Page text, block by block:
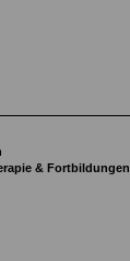
& Fortbildungen